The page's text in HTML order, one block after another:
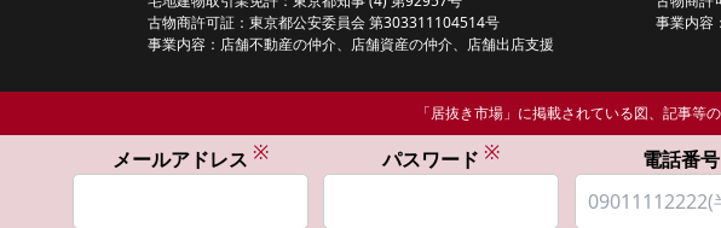
古物商許可証：東京都公安委員会 第303311104514号
事業内容：店舗不動産の仲介、店舗資産の仲介、店舗出店支援
事業内容
「居抜き市場」に掲載されている図、記事
メールアドレス ※ パスワード ※ 電話番号